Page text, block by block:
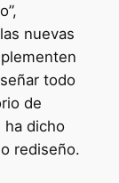
nuevas
todo
de
ha dicho
rediseño.